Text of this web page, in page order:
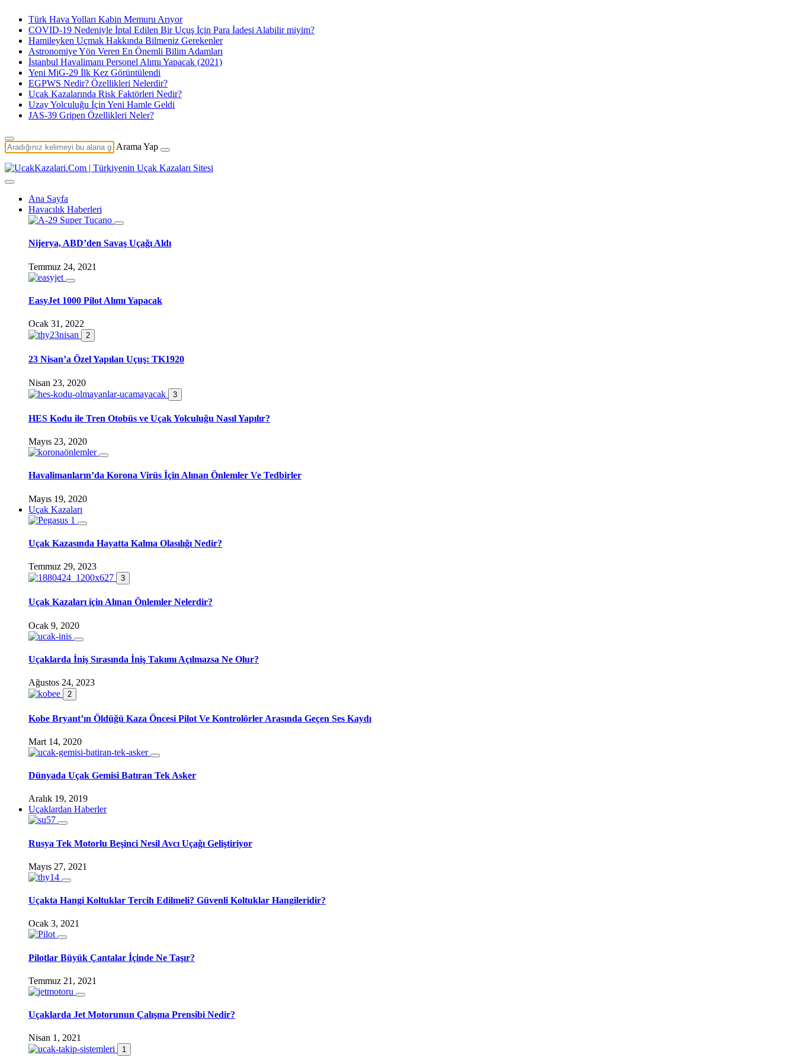
Türk Hava Yolları Kabin Memuru Arıyor
COVID-19 Nedeniyle İptal Edilen Bir Uçuş İçin Para İadesi Alabilir miyim?
Hamileyken Uçmak Hakkında Bilmeniz Gerekenler
Astronomiye Yön Veren En Önemli Bilim Adamları
İstanbul Havalimanı Personel Alımı Yapacak (2021)
Yeni MiG-29 İlk Kez Görüntülendi
EGPWS Nedir? Özellikleri Nelerdir?
Uçak Kazalarında Risk Faktörleri Nedir?
Uzay Yolculuğu İçin Yeni Hamle Geldi
JAS-39 Gripen Özellikleri Neler?
Arama Yap
Ana Sayfa
Havacılık Haberleri
Nijerya, ABD’den Savaş Uçağı Aldı
Temmuz 24, 2021
EasyJet 1000 Pilot Alımı Yapacak
Ocak 31, 2022
2
23 Nisan’a Özel Yapılan Uçuş: TK1920
Nisan 23, 2020
3
HES Kodu ile Tren Otobüs ve Uçak Yolculuğu Nasıl Yapılır?
Mayıs 23, 2020
Havalimanların’da Korona Virüs İçin Alınan Önlemler Ve Tedbirler
Mayıs 19, 2020
Uçak Kazaları
Uçak Kazasında Hayatta Kalma Olasılığı Nedir?
Temmuz 29, 2023
3
Uçak Kazaları için Alınan Önlemler Nelerdir?
Ocak 9, 2020
Uçaklarda İniş Sırasında İniş Takımı Açılmazsa Ne Olur?
Ağustos 24, 2023
2
Kobe Bryant’ın Öldüğü Kaza Öncesi Pilot Ve Kontrolörler Arasında Geçen Ses Kaydı
Mart 14, 2020
Dünyada Uçak Gemisi Batıran Tek Asker
Aralık 19, 2019
Uçaklardan Haberler
Rusya Tek Motorlu Beşinci Nesil Avcı Uçağı Geliştiriyor
Mayıs 27, 2021
Uçakta Hangi Koltuklar Tercih Edilmeli? Güvenli Koltuklar Hangileridir?
Ocak 3, 2021
Pilotlar Büyük Çantalar İçinde Ne Taşır?
Temmuz 21, 2021
Uçaklarda Jet Motorunun Çalışma Prensibi Nedir?
Nisan 1, 2021
1